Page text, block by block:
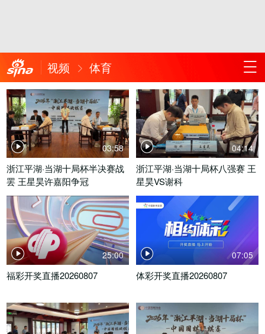
视频 体育
03:58
浙江平湖·当湖十局杯半决赛战
罢 王星昊许嘉阳争冠
04:14
浙江平湖·当湖十局杯八强赛 王
星昊VS谢科
25:00
福彩开奖直播20260807
07:05
体彩开奖直播20260807